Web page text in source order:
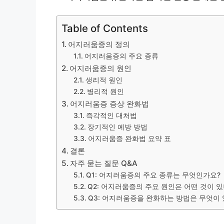
Table of Contents
어지러움증의 정의
어지러움증의 주요 종류
어지러움증의 원인
생리적 원인
병리적 원인
어지러움증 증상 완화법
즉각적인 대처법
장기적인 예방 방법
어지러움증 완화법 요약 표
결론
자주 묻는 질문 Q&A
Q1: 어지러움증의 주요 종류는 무엇인가요?
Q2: 어지러움증의 주요 원인은 어떤 것이
Q3: 어지러움증을 완화하는 방법은 무엇이